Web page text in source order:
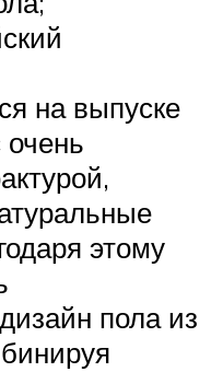
на выпуске
этому
пола из